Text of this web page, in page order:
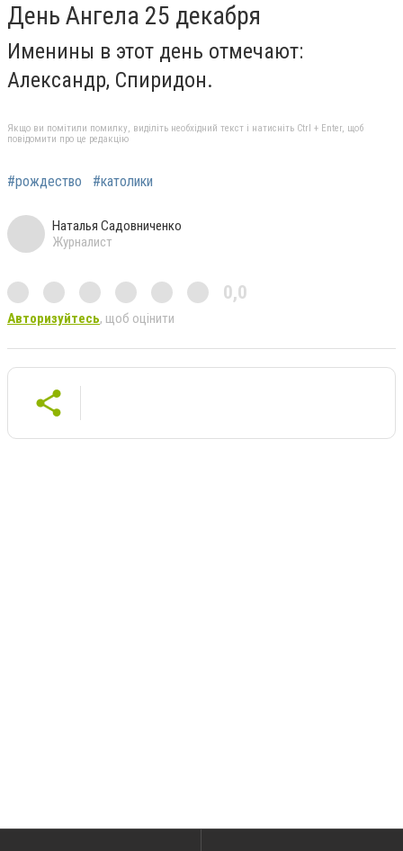
День Ангела 25 декабря
Именины в этот день отмечают:
Александр, Спиридон.
Якщо ви помітили помилку, виділіть необхідний текст і натисніть Ctrl + Enter, щоб
повідомити про це редакцію
#рождество #католики
Наталья Садовниченко
Журналист
0,0
Авторизуйтесь, щоб оцінити